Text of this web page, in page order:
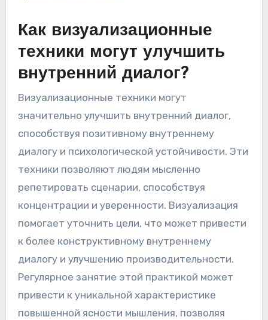
Как визуализационные
техники могут улучшить
внутренний диалог?
Визуализационные техники могут
значительно улучшить внутренний диалог,
способствуя позитивному внутреннему
диалогу и психологической устойчивости. Эти
техники позволяют людям мысленно
репетировать сценарии, способствуя
концентрации и уверенности. Визуализация
помогает уточнить цели, что может привести
к более конструктивному внутреннему
диалогу и улучшению производительности.
Регулярное занятие этой практикой может
привести к уникальной характеристике
повышенной ясности мышления, позволяя